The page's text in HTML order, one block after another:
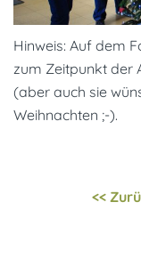
Hinweis: Auf dem
zum Zeitpunkt der
(aber auch sie
Weihnachten ;-).
<<